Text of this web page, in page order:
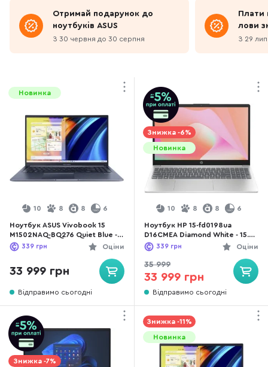
Отримай подарунок до
ноутбуків ASUS
З 30 червня до 30 серпня
Плати
лови
З 29
Новинка
10 8 8 6
Ноутбук ASUS Vivobook 15
M1502NAQ-BQ276 Quiet Blue -
15.6" IPS 60 Гц / AMD Ryzen 5 /
150 / DDR5 16 ГБ / PCI-E SSD
Оціни
339 грн
33 999 грн
Відправимо сьогодні
Знижка -6%
Новинка
10 8 8 6
Ноутбук HP 15-fd0198ua
D16CMEA Diamond White - 15.6"
IPS 60 Гц / Intel Core 3 / 100U
/ DDR5 24 ГБ / PCI-E SSD 1 ТБ /
Intel Graphics
Оціни
339 грн
35 999
33 999 грн
Відправимо сьогодні
Знижка -7%
Знижка -11%
Новинка